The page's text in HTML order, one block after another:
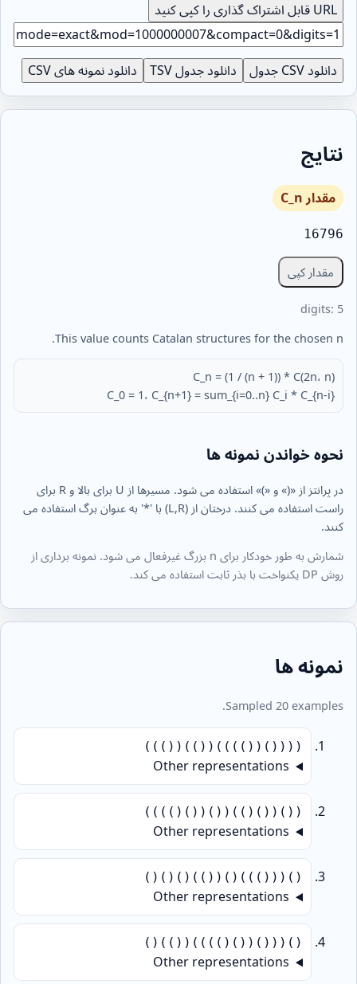
URL قابل اشتراک گذاری را کپی کنید
دانلود CSV جدول دانلود جدول TSV دانلود نمونه های CSV
نتایج
مقدار C_n
16796
مقدار کپی
digits: 5
This value counts Catalan structures for the chosen n.
C_n = (1 / (n + 1)) * C(2n، n)
C_0 = 1، C_{n+1} = sum_{i=0..n} C_i * C_{n-i}
نحوه خواندن نمونه ها
در پرانتز از «(» و «)» استفاده می شود. مسیرها از U برای بالا و R برای
راست استفاده می کنند. درختان از (L,R) با '*' به عنوان برگ استفاده می
کنند.
شمارش به طور خودکار برای n بزرگ غیرفعال می شود. نمونه برداری از
روش DP یکنواخت با بذر ثابت استفاده می کند.
نمونه ها
Sampled 20 examples.
(((()(())))(())(()))
Other representations
(()(()())(()(()())))
Other representations
()((()))()(())()()()
Other representations
()((()(()())))(())()
Other representations